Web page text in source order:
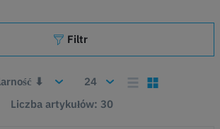
Filtr
Liczba artykułów: 30